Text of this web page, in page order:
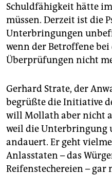
Schuldfähigkeit hätte
müssen. Derzeit ist die
Unterbringungen
wenn der Betroffene
Überprüfungen nicht
Gerhard Strate, der
begrüßte die Initiative
will Mollath aber nicht
weil die Unterbringung
andauert. Er geht
Anlasstaten – das
Reifenstechereien –